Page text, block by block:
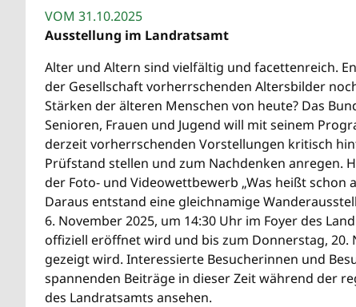
VOM 31.10.2025
Ausstellung im Landratsamt
Alter und Altern sind vielfältig und facettenreich.
der Gesellschaft vorherrschenden Altersbilder
Stärken der älteren Menschen von heute? Das
Senioren, Frauen und Jugend will mit seinem
derzeit vorherrschenden Vorstellungen kritisch
Prüfstand stellen und zum Nachdenken anregen.
der Foto- und Videowettbewerb „Was heißt schon
Daraus entstand eine gleichnamige
6. November 2025, um 14:30 Uhr im Foyer des
offiziell eröffnet wird und bis zum Donnerstag, 20.
gezeigt wird. Interessierte Besucherinnen und
spannenden Beiträge in dieser Zeit während der
des Landratsamts ansehen.